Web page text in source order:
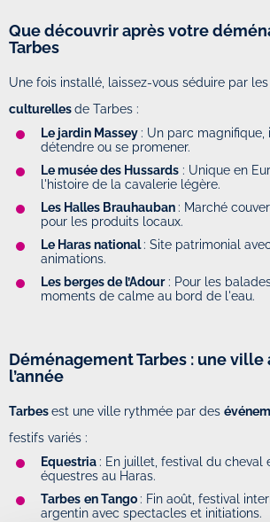
Que découvrir après votre
Tarbes
Une fois installé, laissez-vous séduire par
culturellesde Tarbes :
Le jardin Massey : Un parc magnifique,
détendre ou se promener.
Le musée des Hussards : Unique en
l'histoire de la cavalerie légère.
Les Halles Brauhauban : Marché
pour les produits locaux.
Le Haras national: Site patrimonial
animations.
Les berges de l’Adour: Pour les
moments de calme au bord de l'eau.
Déménagement Tarbes : une
l’année
Tarbesest une ville rythmée par des
festifs variés :
Equestria : En juillet, festival du cheval
équestres au Haras.
Tarbes en Tango: Fin août, festival
argentin avec spectacles et initiations.